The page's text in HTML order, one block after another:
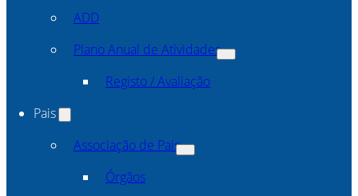
ADD
Plano Anual de Atividades
Registo / Avaliação
Pais
Associação de Pais
Órgãos